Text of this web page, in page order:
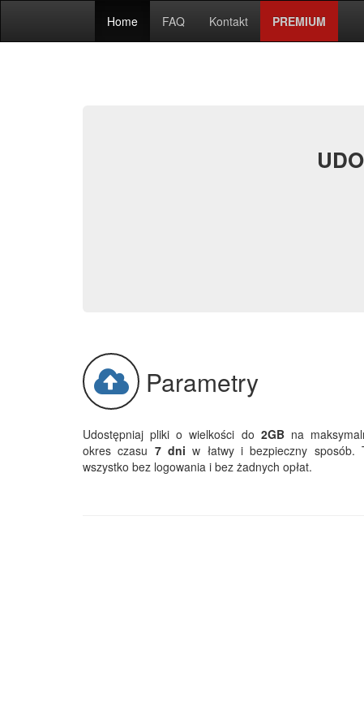
Home FAQ Kontakt PREMIUM
Parametry
Udostępniaj pliki o wielkości do 2GBna
okres czasu 7 dni w łatwy i bezpieczny sposób.
wszystko bez logowania i bez żadnych opłat.